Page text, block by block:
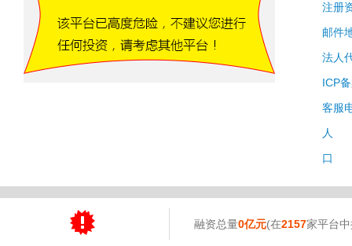
注册
邮件
法人
ICP
客服
人
口
融资总量0亿元(在2157家平台